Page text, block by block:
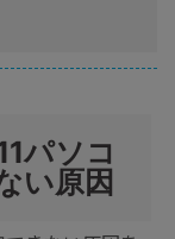
パソコ
い原因